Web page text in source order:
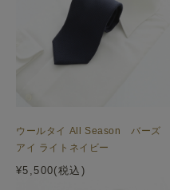
ウールタイ All Season バーズ
アイ ライトネイビー
¥5,500(税込)